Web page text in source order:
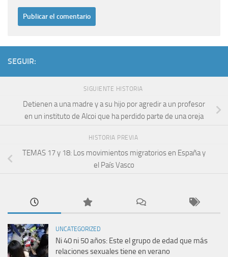
SEGUIR:
SIGUIENTE HISTORIA
Detienen a una madre y a su hijo por agredir a un profesor
en un instituto de Alcoi que ha perdido parte de una oreja
HISTORIA PREVIA
TEMAS 17 y 18: Los movimientos migratorios en España y
el Paí­s Vasco
UNCATEGORIZED
Ni 40 ni 50 años: Este el grupo de edad que más
relaciones sexuales tiene en verano